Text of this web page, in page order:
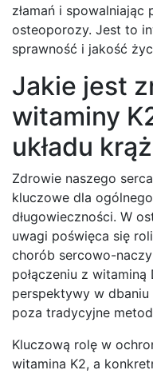
złamań i
osteoporozy. Jest to
sprawność i jakość
Jakie jest
witaminy
układu
Zdrowie naszego
kluczowe dla
długowieczności. W
uwagi poświęca się
chorób sercowo-
połączeniu z
perspektywy w dbaniu
poza tradycyjne
Kluczową rolę w
witamina K2, a